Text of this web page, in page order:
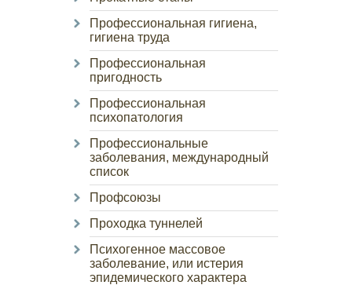
Профессиональная гигиена,
гигиена труда
Профессиональная
пригодность
Профессиональная
психопатология
Профессиональные
заболевания, международный
список
Профсоюзы
Проходка туннелей
Психогенное массовое
заболевание, или истерия
эпидемического характера